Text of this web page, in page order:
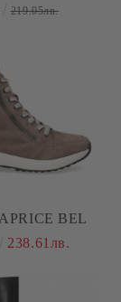
219.05лв.
BEL
238.61лв.